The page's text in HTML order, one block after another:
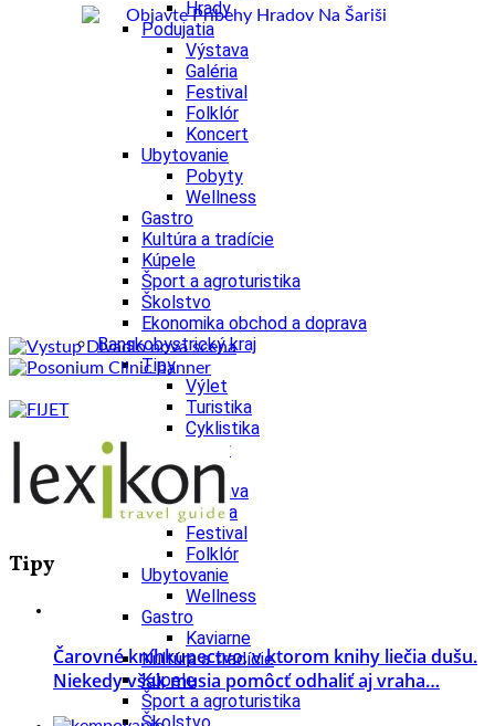
Hrady
Podujatia
Výstava
Galéria
Festival
Folklór
Koncert
Ubytovanie
Pobyty
Wellness
Gastro
Kultúra a tradície
Kúpele
Šport a agroturistika
Školstvo
Ekonomika obchod a doprava
Banskobystrický kraj
Tipy
Výlet
Turistika
Cyklistika
Hrady
Podujatia
Výstava
Galéria
Festival
Folklór
Ubytovanie
Wellness
Gastro
Kaviarne
Kultúra a tradície
Kúpele
Šport a agroturistika
Tipy
Čarovné kníhkupectvo, v ktorom knihy liečia dušu.
Niekedy však musia pomôcť odhaliť aj vraha…